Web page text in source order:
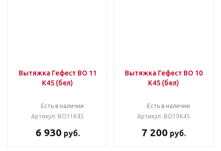
Вытяжка Гефест ВО 11
К45 (бел)
Есть в наличии
Артикул: ВО11К45
6 930руб.
Вытяжка Гефест ВО 10
К45 (бел)
Есть в наличии
Артикул: ВО10К45
7 200руб.